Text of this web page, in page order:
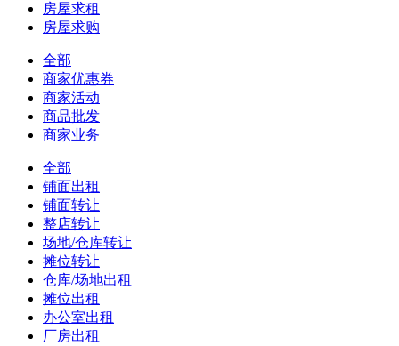
房屋求租
房屋求购
全部
商家优惠券
商家活动
商品批发
商家业务
全部
铺面出租
铺面转让
整店转让
场地/仓库转让
摊位转让
仓库/场地出租
摊位出租
办公室出租
厂房出租